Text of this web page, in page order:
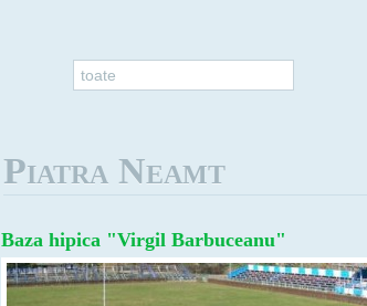
toate
Piatra Neamt
Baza hipica "Virgil Barbuceanu"